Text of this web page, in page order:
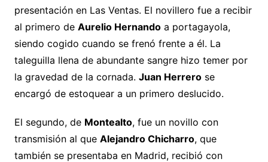
presentación en Las Ventas. El novillero fue a recibir
al primero de Aurelio Hernandoa portagayola,
siendo cogido cuando se frenó frente a él. La
taleguilla llena de abundante sangre hizo temer por
la gravedad de la cornada. Juan Herrerose
encargó de estoquear a un primero deslucido.
El segundo, de Montealto, fue un novillo con
transmisión al que Alejandro Chicharro, que
también se presentaba en Madrid, recibió con